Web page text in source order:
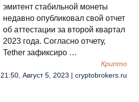
эмитент стабильной монеты
недавно опубликовал свой отчет
об аттестации за второй квартал
2023 года. Согласно отчету,
Tether зафиксиро …
Крипто
21:50, Август 5, 2023 | cryptobrokers.ru